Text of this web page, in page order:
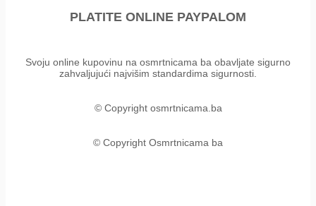
PLATITE ONLINE PAYPALOM
Svoju online kupovinu na osmrtnicama ba obavljate sigurno
zahvaljujući najvišim standardima sigurnosti.
© Copyright osmrtnicama.ba
© Copyright Osmrtnicama ba